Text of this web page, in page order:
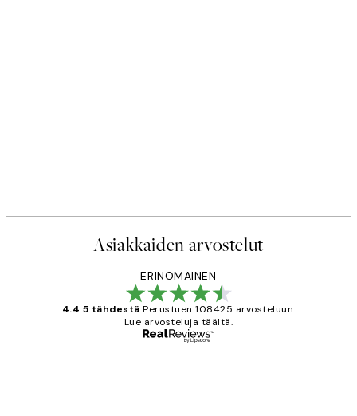
Asiakkaiden arvostelut
ERINOMAINEN
4.4 5 tähdestä Perustuen 108425 arvosteluun.
Lue arvosteluja täältä.